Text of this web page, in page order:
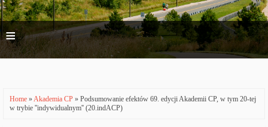
≡
Home »Akademia CP » Podsumowanie efektów 69. edycji Akademii CP, w tym 20-tej
w trybie ''indywidualnym'' (20.indACP)